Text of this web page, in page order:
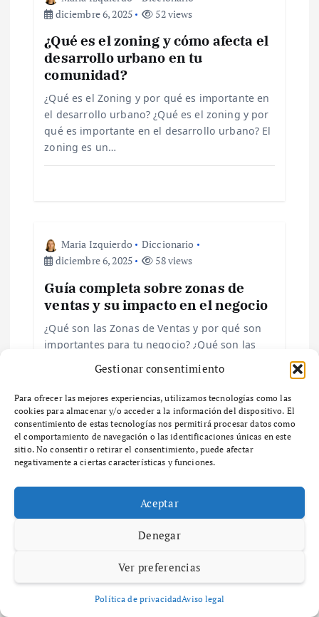
Gestionar consentimiento
Para ofrecer las mejores experiencias, utilizamos tecnologías como las
cookies para almacenar y/o acceder a la información del dispositivo. El
consentimiento de estas tecnologías nos permitirá procesar datos como
el comportamiento de navegación o las identificaciones únicas en este
sitio. No consentir o retirar el consentimiento, puede afectar
negativamente a ciertas características y funciones.
Aceptar
Denegar
Ver preferencias
Política de privacidadAviso legal
s
diciembre 6, 2025
52 views
¿Qué es el zoning y cómo afecta el
desarrollo urbano en tu
comunidad?
¿Qué es el Zoning y por qué es importante en
el desarrollo urbano? ¿Qué es el zoning y por
qué es importante en el desarrollo urbano? El
zoning es un…
Maria Izquierdo
Diccionario
diciembre 6, 2025
58 views
Guía completa sobre zonas de
ventas y su impacto en el negocio
¿Qué son las Zonas de Ventas y por qué son
importantes para tu negocio? ¿Qué son las
para tu negocio? Las zonas…
Deja una respuesta
Tu dirección de correo electrónico no será publicada.
campos obligatorios están marcados con